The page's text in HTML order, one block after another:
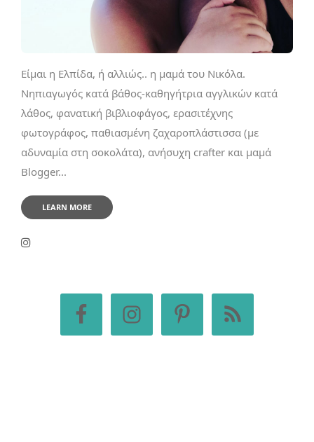
Είμαι η Ελπίδα, ή αλλιώς.. η μαμά του Νικόλα.
Νηπιαγωγός κατά βάθος-καθηγήτρια αγγλικών κατά
λάθος, φανατική βιβλιοφάγος, ερασιτέχνης
φωτογράφος, παθιασμένη ζαχαροπλάστισσα (με
αδυναμία στη σοκολάτα), ανήσυχη crafter και μαμά
Blogger...
LEARN MORE